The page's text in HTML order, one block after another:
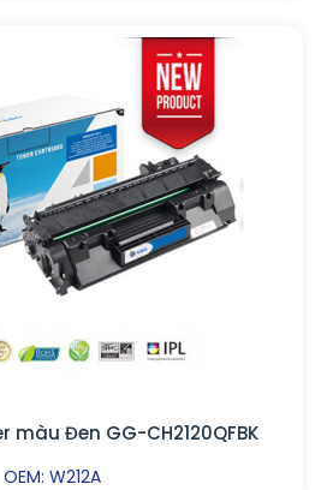
màu Đen GG-CH2120QFBK
OEM: W212A